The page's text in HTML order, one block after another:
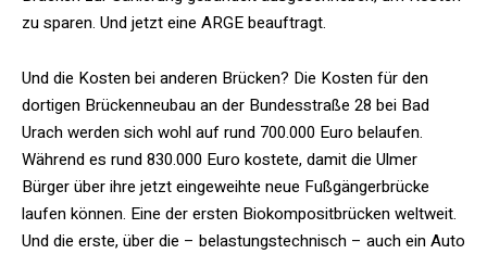
zu sparen. Und jetzt eine ARGE beauftragt.
Und die Kosten bei anderen Brücken? Die Kosten für den
dortigen Brückenneubau an der Bundesstraße 28 bei Bad
Urach werden sich wohl auf rund 700.000 Euro belaufen.
Während es rund 830.000 Euro kostete, damit die Ulmer
Bürger über ihre jetzt eingeweihte neue Fußgängerbrücke
laufen können. Eine der ersten Biokompositbrücken weltweit.
Und die erste, über die – belastungstechnisch – auch ein Auto